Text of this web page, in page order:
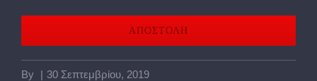
By | 30 Σεπτεμβρίου, 2019